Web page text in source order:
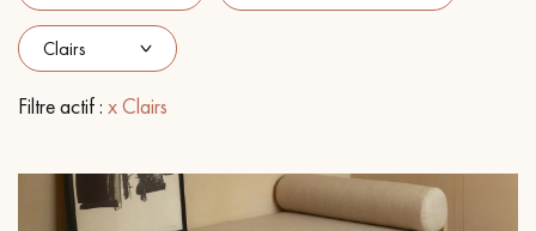
PARQUET VIEILLI
Filtre actif : x Clairs